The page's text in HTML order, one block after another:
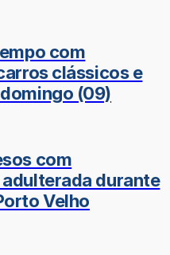
com
clássicos e
(09)
com
durante
Velho